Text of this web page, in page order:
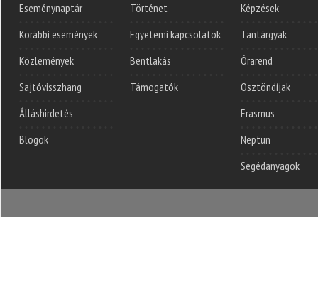
Eseménynaptár
Korábbi események
Közlemények
Sajtóvisszhang
Álláshirdetés
Blogok
Történet
Egyetemi kapcsolatok
Bentlakás
Támogatók
Képzések
Tantárgyak
Órarend
Ösztöndíjak
Erasmus
Neptun
Segédanyagok